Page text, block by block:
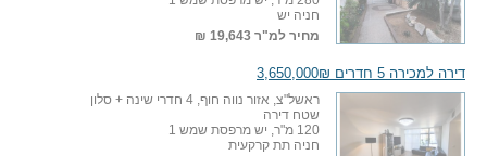
חניה יש
מחיר למ"ר 19,643 ₪
דירה למכירה 5 חדרים 3,650,000₪
ראשל"צ, אזור נווה חוף, 4 חדרי שינה + סלון
שטח דירה
120 מ"ר, יש מרפסת שמש 1
חניה תת קרקעית